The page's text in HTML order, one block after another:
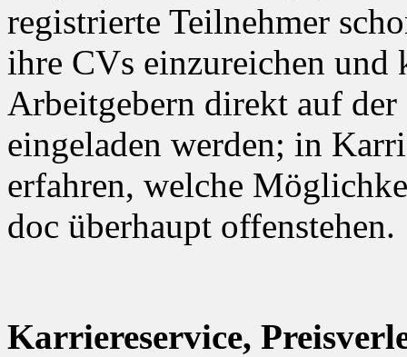
registrierte Teilnehmer
ihre CVs einzureichen und
Arbeitgebern direkt auf
eingeladen werden; in
erfahren, welche
doc überhaupt offenstehen.
Karriereservice,